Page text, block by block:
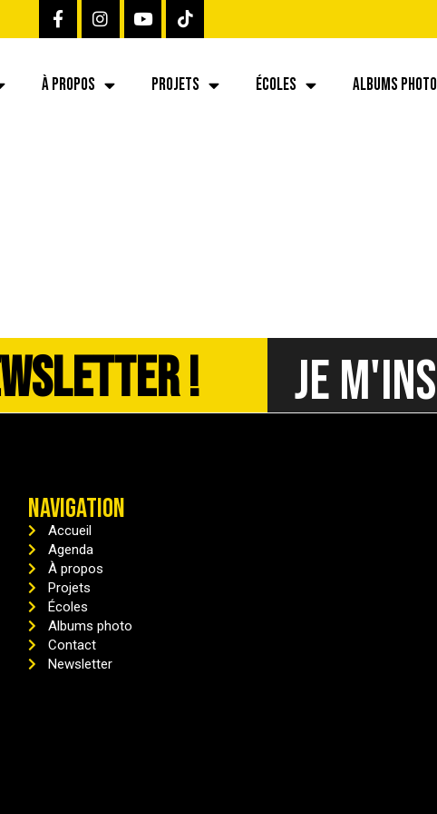
À PROPOS PROJETS ÉCOLES ALBUMS PHOTO
! JE
NAVIGATION
Accueil
Agenda
À propos
Projets
Écoles
Albums photo
Contact
Newsletter